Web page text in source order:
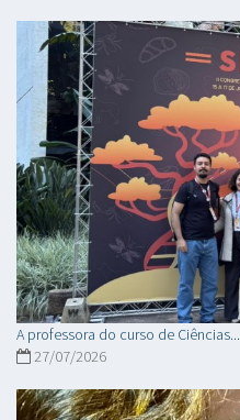
A professora do curso de Ciências...
27/07/2026